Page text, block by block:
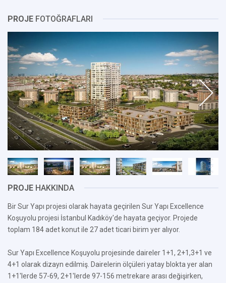
PROJE FOTOĞRAFLARI
PROJE HAKKINDA
Bir Sur Yapı projesi olarak hayata geçirilen Sur Yapı Excellence
Koşuyolu projesi İstanbul Kadıköy'de hayata geçiyor. Projede
toplam 184 adet konut ile 27 adet ticari birim yer alıyor.
Sur Yapı Excellence Koşuyolu projesinde daireler 1+1, 2+1,3+1 ve
4+1 olarak dizayn edilmiş. Dairelerin ölçüleri yatay blokta yer alan
1+1'lerde 57-69, 2+1'lerde 97-156 metrekare arası değişirken,